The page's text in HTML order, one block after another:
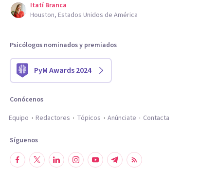
Itatí Branca
Houston, Estados Unidos de América
Psicólogos nominados y premiados
PyM Awards 2024
Conócenos
Equipo
Redactores Tópicos Anúnciate Contacta
Síguenos